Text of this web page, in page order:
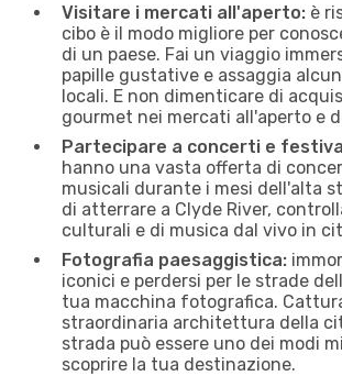
Visitare i mercati all'aperto: è
cibo è il modo migliore per
di un paese. Fai un viaggio
papille gustative e assaggia
locali. E non dimenticare di
gourmet nei mercati all'aperto e
Partecipare a concerti e
hanno una vasta offerta di
musicali durante i mesi dell'alta
di atterrare a Clyde River,
culturali e di musica dal vivo in
Fotografia paesaggistica:
iconici e perdersi per le strade
tua macchina fotografica.
straordinaria architettura della
strada può essere uno dei modi
scoprire la tua destinazione.